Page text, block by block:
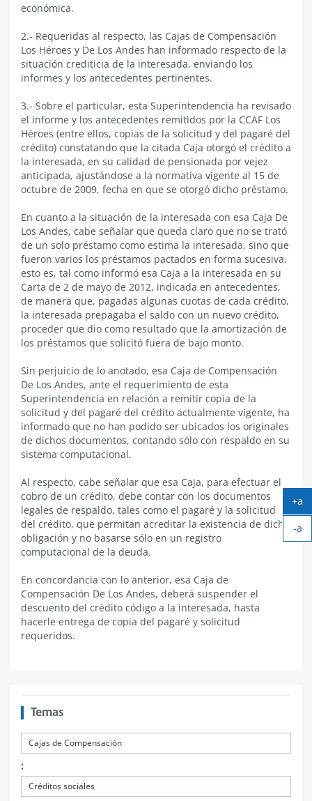
económica.
2.- Requeridas al respecto, las Cajas de Compensación
Los Héroes y De Los Andes han informado respecto de la
situación crediticia de la interesada, enviando los
informes y los antecedentes pertinentes.
3.- Sobre el particular, esta Superintendencia ha revisado
el informe y los antecedentes remitidos por la CCAF Los
Héroes (entre ellos, copias de la solicitud y del pagaré del
crédito) constatando que la citada Caja otorgó el crédito a
la interesada, en su calidad de pensionada por vejez
anticipada, ajustándose a la normativa vigente al 15 de
octubre de 2009, fecha en que se otorgó dicho préstamo.
En cuanto a la situación de la interesada con esa Caja De
Los Andes, cabe señalar que queda claro que no se trató
de un solo préstamo como estima la interesada, sino que
fueron varios los préstamos pactados en forma sucesiva,
esto es, tal como informó esa Caja a la interesada en su
Carta de 2 de mayo de 2012, indicada en antecedentes,
de manera que, pagadas algunas cuotas de cada crédito,
la interesada prepagaba el saldo con un nuevo crédito,
proceder que dio como resultado que la amortización de
los préstamos que solicitó fuera de bajo monto.
Sin perjuicio de lo anotado, esa Caja de Compensación
De Los Andes, ante el requerimiento de esta
Superintendencia en relación a remitir copia de la
solicitud y del pagaré del crédito actualmente vigente, ha
informado que no han podido ser ubicados los originales
de dichos documentos, contando sólo con respaldo en su
sistema computacional.
Al respecto, cabe señalar que esa Caja, para efectuar el
cobro de un crédito, debe contar con los documentos
legales de respaldo, tales como el pagaré y la solicitud
del crédito, que permitan acreditar la existencia de dicha
obligación y no basarse sólo en un registro
computacional de la deuda.
En concordancia con lo anterior, esa Caja de
Compensación De Los Andes, deberá suspender el
descuento del crédito código a la interesada, hasta
hacerle entrega de copia del pagaré y solicitud
requeridos.
Temas
Cajas de Compensación
:
Créditos sociales
+a
-a